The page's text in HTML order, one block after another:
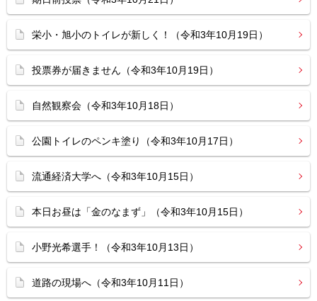
栄小・旭小のトイレが新しく！（令和3年10月19日）
投票券が届きません（令和3年10月19日）
自然観察会（令和3年10月18日）
公園トイレのペンキ塗り（令和3年10月17日）
流通経済大学へ（令和3年10月15日）
本日お昼は「金のなまず」（令和3年10月15日）
小野光希選手！（令和3年10月13日）
道路の現場へ（令和3年10月11日）